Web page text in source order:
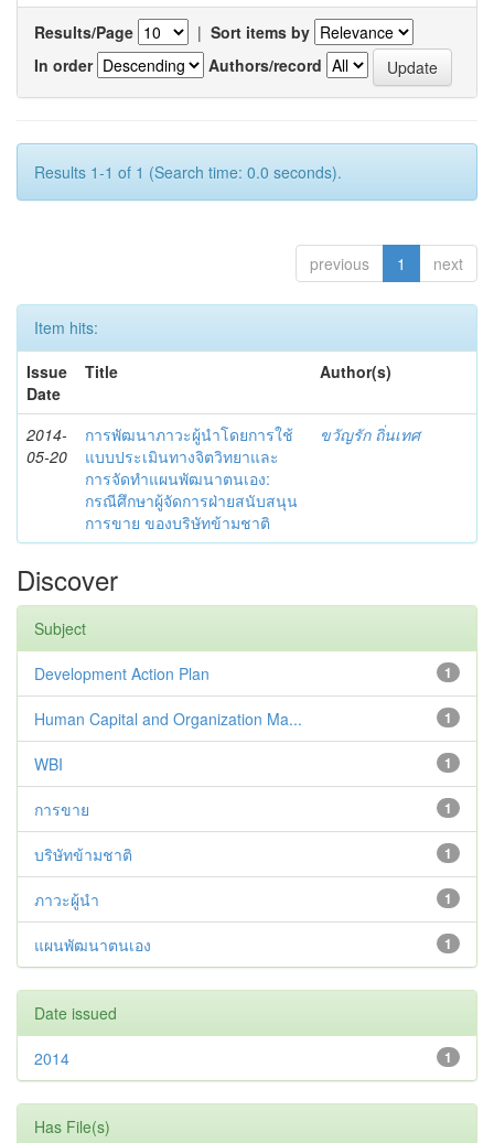
Results/Page | Sort items by
In order
Authors/record
Results 1-1 of 1 (Search time: 0.0 seconds).
previous 1 next
Item hits:
Issue
Date
Title Author(s)
2014-
05-20
การพัฒนาภาวะผู้นำโดยการใช้
แบบประเมินทางจิตวิทยาและ
การจัดทำแผนพัฒนาตนเอง:
กรณีศึกษาผู้จัดการฝ่ายสนับสนุน
การขาย ของบริษัทข้ามชาติ
ขวัญรัก ถิ่นเทศ
Discover
Subject
1
Development Action Plan
1
Human Capital and Organization Ma...
1
WBI
1
การขาย
1
บริษัทข้ามชาติ
1
ภาวะผู้นำ
1
แผนพัฒนาตนเอง
Date issued
1
2014
Has File(s)